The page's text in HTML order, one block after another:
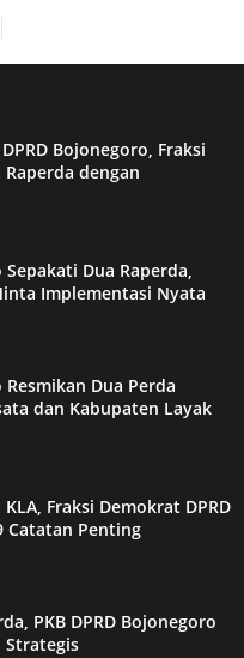
Bojonegoro, Fraksi
Raperda dengan
Sepakati Dua Raperda,
Implementasi Nyata
Resmikan Dua Perda
dan Kabupaten Layak
Fraksi Demokrat DPRD
Catatan Penting
PKB DPRD Bojonegoro
Strategis